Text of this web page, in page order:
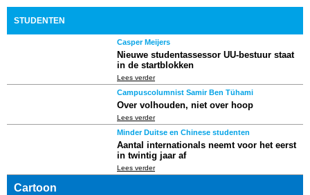
STUDENTEN
Casper Meijers
Nieuwe studentassessor UU-bestuur staat
in de startblokken
Lees verder
Campuscolumnist Samir Ben Tühami
Over volhouden, niet over hoop
Lees verder
Minder Duitse en Chinese studenten
Aantal internationals neemt voor het eerst
in twintig jaar af
Lees verder
Cartoon